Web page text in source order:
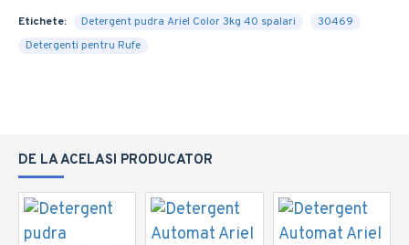
Etichete: Detergent pudra Ariel Color 3kg 40 spalari
30469
Detergenti pentru Rufe
DE LA ACELASI PRODUCATOR